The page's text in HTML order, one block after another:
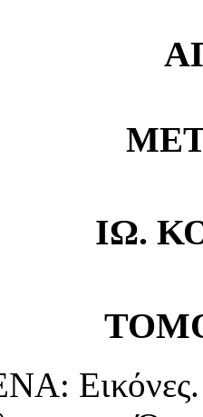
ΙΩ.